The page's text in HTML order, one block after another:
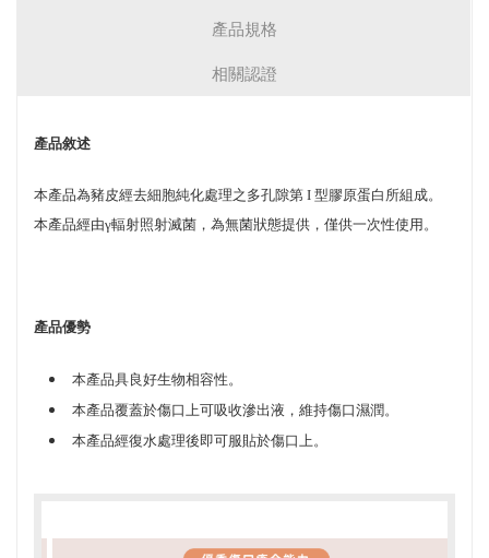
產品規格
相關認證
產品敘述
本產品為豬皮經去細胞純化處理之多孔隙第 I 型膠原蛋白所組成。
本產品經由γ輻射照射滅菌，為無菌狀態提供，僅供一次性使用。
產品優勢
本產品具良好生物相容性。
本產品覆蓋於傷口上可吸收滲出液，維持傷口濕潤。
本產品經復水處理後即可服貼於傷口上。